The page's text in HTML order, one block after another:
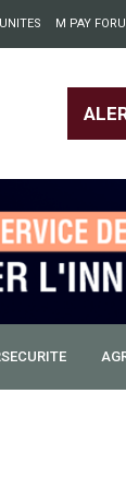
M PAY
ponts entre